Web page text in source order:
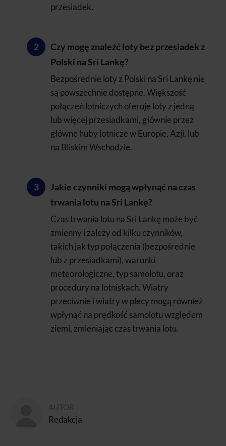
przesiadek.
Czy mogę znaleźć loty bez przesiadek z
Polski na Sri Lankę?
Bezpośrednie loty z Polski na Sri Lankę nie
są powszechnie dostępne. Większość
połączeń lotniczych oferuje loty z jedną
lub więcej przesiadkami, głównie przez
główne huby lotnicze w Europie, Azji, lub
na Bliskim Wschodzie.
Jakie czynniki mogą wpłynąć na czas
trwania lotu na Sri Lankę?
Czas trwania lotu na Sri Lankę może być
zmienny i zależy od kilku czynników,
takich jak typ połączenia (bezpośrednie
lub z przesiadkami), warunki
meteorologiczne, typ samolotu, oraz
procedury na lotniskach. Wiatry
przeciwnie i wiatry w plecy mogą również
wpłynąć na prędkość samolotu względem
ziemi, zmieniając czas trwania lotu.
AUTOR
Redakcja